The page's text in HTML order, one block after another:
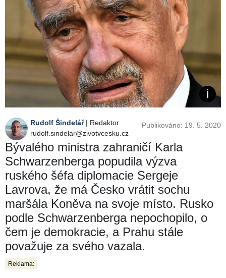
Rudolf Šindelář| Redaktor
rudolf.sindelar@zivotvcesku.cz
Publikováno: 19. 5. 2020
Bývalého ministra zahraničí Karla
Schwarzenberga popudila výzva
ruského šéfa diplomacie Sergeje
Lavrova, že má Česko vrátit sochu
maršála Koněva na svoje místo. Rusko
podle Schwarzenberga nepochopilo, o
čem je demokracie, a Prahu stále
považuje za svého vazala.
Reklama: